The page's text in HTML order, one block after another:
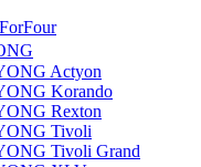
Actyon
Korando
Rexton
Tivoli
Tivoli Grand